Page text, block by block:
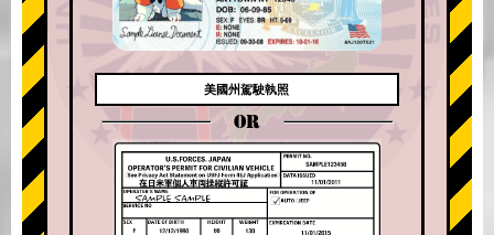
美國州駕駛執照
OR